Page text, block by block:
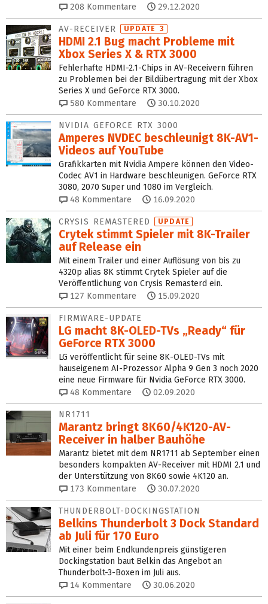
208 Kommentare 29.12.2020
AV-RECEIVER UPDATE 3
HDMI 2.1 Bug macht Probleme mit
Xbox Series X & RTX 3000
Fehlerhafte HDMI-2.1-Chips in AV-Receivern führen
zu Problemen bei der Bildübertragung mit der Xbox
Series X und GeForce RTX 3000.
580 Kommentare 30.10.2020
NVIDIA GEFORCE RTX 3000
Amperes NVDEC beschleunigt 8K-AV1-
Videos auf YouTube
Grafikkarten mit Nvidia Ampere können den Video-
Codec AV1 in Hardware beschleunigen. GeForce RTX
3080, 2070 Super und 1080 im Vergleich.
48 Kommentare 16.09.2020
CRYSIS REMASTERED UPDATE
Crytek stimmt Spieler mit 8K-Trailer
auf Release ein
Mit einem Trailer und einer Auflösung von bis zu
4320p alias 8K stimmt Crytek Spieler auf die
Veröffentlichung von Crysis Remasterd ein.
127 Kommentare 15.09.2020
FIRMWARE-UPDATE
LG macht 8K-OLED-TVs „Ready“ für
GeForce RTX 3000
LG veröffentlicht für seine 8K-OLED-TVs mit
hauseigenem AI-Prozessor Alpha 9 Gen 3 noch 2020
eine neue Firmware für Nvidia GeForce RTX 3000.
48 Kommentare 02.09.2020
NR1711
Marantz bringt 8K60/4K120-AV-
Receiver in halber Bauhöhe
Marantz bietet mit dem NR1711 ab September einen
besonders kompakten AV-Receiver mit HDMI 2.1 und
der Unterstützung von 8K60 sowie 4K120 an.
173 Kommentare 30.07.2020
THUNDERBOLT-DOCKINGSTATION
Belkins Thunderbolt 3 Dock Standard
ab Juli für 170 Euro
Mit einer beim Endkundenpreis günstigeren
Dockingstation baut Belkin das Angebot an
Thunderbolt-3-Boxen im Juli aus.
14 Kommentare 30.06.2020